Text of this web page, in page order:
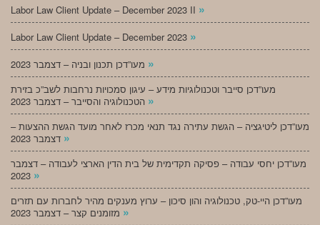
Labor Law Client Update – December 2023 II »
Labor Law Client Update – December 2023 »
»
מעו”דכן סייבר וטכנולוגיות מידע – עיגון סמכויות נרחבות לשב”כ בזירת
»
מעו”דכן ליטיגציה – הגשת עתירה נגד תנאי מכרז לאחר מועד הגשת ההצעות –
»
מעו”דכן יחסי עבודה – פסיקה תקדימית של בית הדין הארצי לעבודה – דצמבר
»
מעו”דכן היי-טק, טכנולוגיה והון סיכון – ערוץ מענקים מהיר לחברות עם תזרים
»